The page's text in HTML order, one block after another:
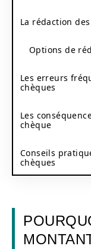
La rédaction
Options de
Les erreurs
chèques
Les
chèque
Conseils
chèques